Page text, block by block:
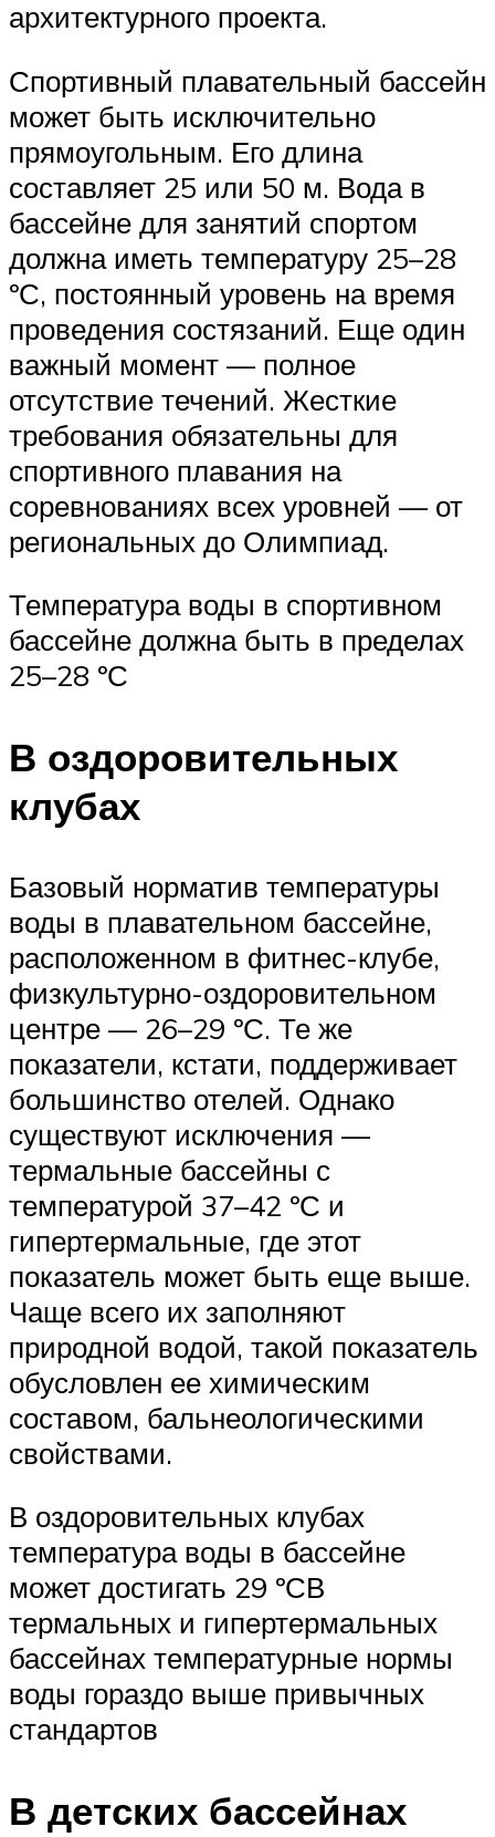
архитектурного проекта.
Спортивный плавательный бассейн
может быть исключительно
прямоугольным. Его длина
составляет 25 или 50 м. Вода в
бассейне для занятий спортом
должна иметь температуру 25–28
ºС, постоянный уровень на время
проведения состязаний. Еще один
важный момент — полное
отсутствие течений. Жесткие
требования обязательны для
спортивного плавания на
соревнованиях всех уровней — от
региональных до Олимпиад.
Температура воды в спортивном
бассейне должна быть в пределах
25–28 ºС
В оздоровительных
клубах
Базовый норматив температуры
воды в плавательном бассейне,
расположенном в фитнес-клубе,
физкультурно-оздоровительном
центре — 26–29 ºС. Те же
показатели, кстати, поддерживает
большинство отелей. Однако
существуют исключения —
термальные бассейны с
температурой 37–42 ºС и
гипертермальные, где этот
показатель может быть еще выше.
Чаще всего их заполняют
природной водой, такой показатель
обусловлен ее химическим
составом, бальнеологическими
свойствами.
В оздоровительных клубах
температура воды в бассейне
может достигать 29 ºСВ
термальных и гипертермальных
бассейнах температурные нормы
воды гораздо выше привычных
стандартов
В детских бассейнах